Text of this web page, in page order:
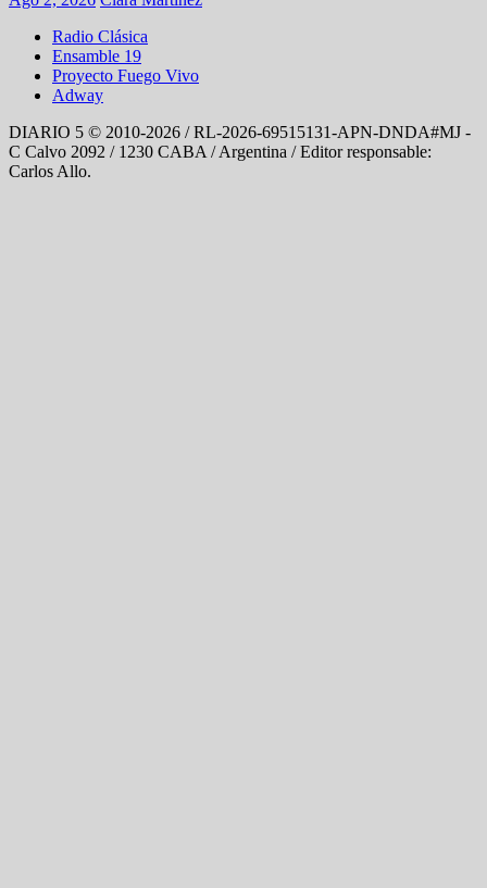
Radio Clásica
Ensamble 19
Proyecto Fuego Vivo
Adway
DIARIO 5 © 2010-2026 / RL-2026-69515131-APN-DNDA#MJ -
C Calvo 2092 / 1230 CABA / Argentina / Editor responsable:
Carlos Allo.